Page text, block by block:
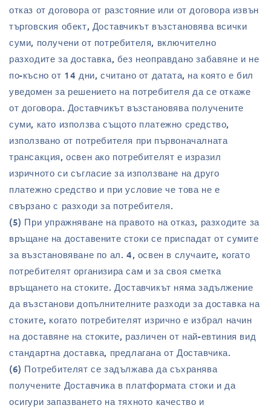
отказ от договора от разстояние или от договора извън
търговския обект, Доставчикът възстановява всички
суми, получени от потребителя, включително
разходите за доставка, без неоправдано забавяне и не
по-късно от 14 дни, считано от датата, на която е бил
уведомен за решението на потребителя да се откаже
от договора. Доставчикът възстановява получените
суми, като използва същото платежно средство,
използвано от потребителя при първоначалната
трансакция, освен ако потребителят е изразил
изричното си съгласие за използване на друго
платежно средство и при условие че това не е
свързано с разходи за потребителя.
(5) При упражняване на правото на отказ, разходите за
връщане на доставените стоки се приспадат от сумите
за възстановяване по ал. 4, освен в случаите, когато
потребителят организира сам и за своя сметка
връщането на стоките. Доставчикът няма задължение
да възстанови допълнителните разходи за доставка на
стоките, когато потребителят изрично е избрал начин
на доставяне на стоките, различен от най-евтиния вид
стандартна доставка, предлагана от Доставчика.
(6) Потребителят се задължава да съхранява
получените Доставчика в платформата стоки и да
осигури запазването на тяхното качество и